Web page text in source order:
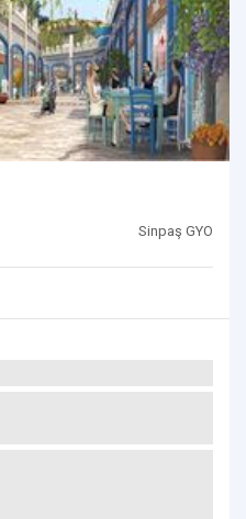
Sinpaş GYO